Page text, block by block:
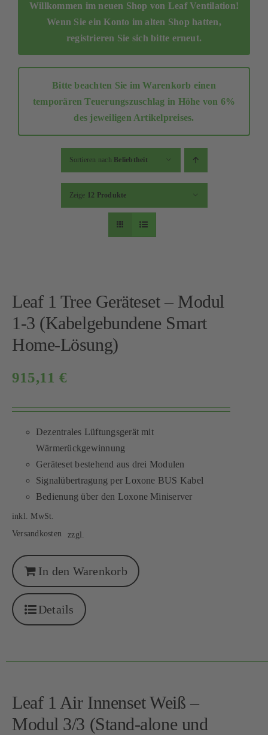
Willkommen im neuen Shop von Leaf Ventilation!
Wenn Sie ein Konto im alten Shop hatten,
registrieren Sie sich bitte erneut.
Bitte beachten Sie im Warenkorb einen
temporären Teuerungszuschlag in Höhe von 6%
des jeweiligen Artikelpreises.
Sortieren nach Beliebtheit
Zeige 12 Produkte
Leaf 1 Tree Geräteset – Modul
1-3 (Kabelgebundene Smart
Home-Lösung)
915,11 €
Dezentrales Lüftungsgerät mit
Wärmerückgewinnung
Geräteset bestehend aus drei Modulen
Signalübertragung per Loxone BUS Kabel
Bedienung über den Loxone Miniserver
inkl. MwSt.
zzgl.
Versandkosten
In den Warenkorb
Details
Leaf 1 Air Innenset Weiß –
Modul 3/3 (Stand-alone und